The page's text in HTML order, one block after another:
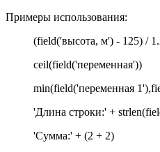
Примеры использования:
(field('высота, м') - 125) /
ceil(field('переменная'))
min(field('переменная
'Длина строки:' +
'Сумма:' + (2 + 2)